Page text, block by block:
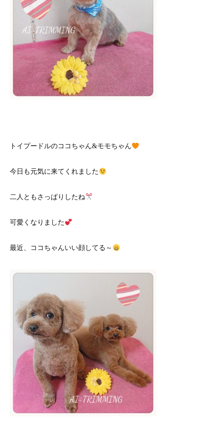
トイプードルのココちゃん&モモちゃん
今日も元気に来てくれました
二人ともさっぱりしたね
可愛くなりました
最近、ココちゃんいい顔してる～